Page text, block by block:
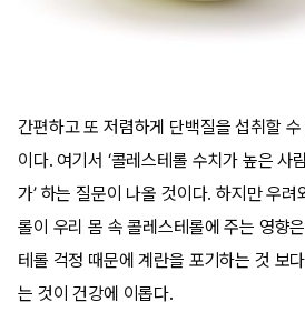
간편하고 또 저렴하게 단백질을 섭취할
이다. 여기서 ‘콜레스테롤 수치가 높은 사
가’ 하는 질문이 나올 것이다. 하지만 우
롤이 우리 몸 속 콜레스테롤에 주는 영향
테롤 걱정 때문에 계란을 포기하는 것 보
는 것이 건강에 이롭다.